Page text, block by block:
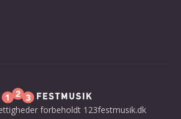
forbeholdt 123festmusik.dk